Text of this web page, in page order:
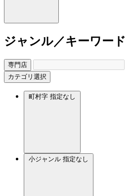
ジャンル／キーワード
専門店
カテゴリ選択
町村字 指定なし
小ジャンル 指定なし